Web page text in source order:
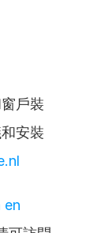
戶裝
安裝
en